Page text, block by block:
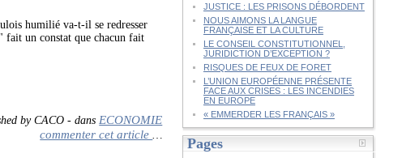
humilié va-t-il se redresser
fait un constat que chacun fait
by CACO - dansECONOMIE
commenter cet article …
JUSTICE : LES PRISONS DÉBORDENT
NOUS AIMONS LA LANGUE
FRANÇAISE ET LA CULTURE
LE CONSEIL CONSTITUTIONNEL,
JURIDICTION D’EXCEPTION ?
RISQUES DE FEUX DE FORET
L’UNION EUROPÉENNE PRÉSENTE
FACE AUX CRISES : LES INCENDIES
EN EUROPE
« EMMERDER LES FRANÇAIS »
Pages